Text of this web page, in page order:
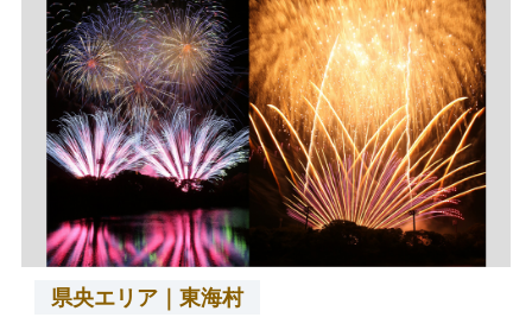
県央エリア｜東海村